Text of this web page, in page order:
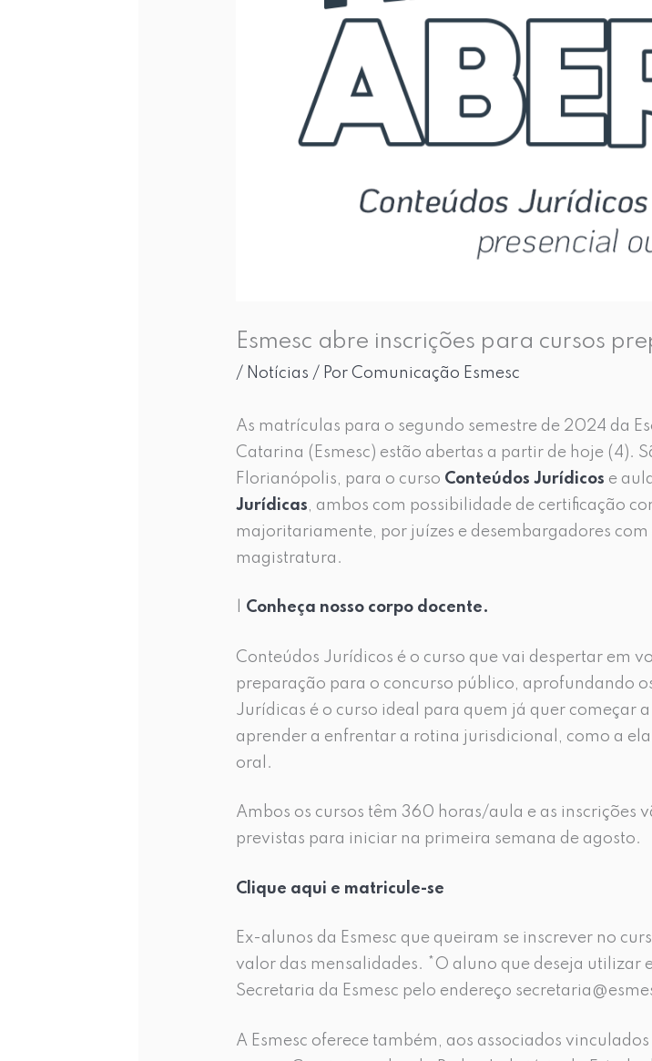
Esmesc abre inscrições para cursos
/ Notícias / Por Comunicação Esmesc
As matrículas para o segundo semestre de 2024 da
Catarina (Esmesc) estão abertas a partir de hoje (4).
Florianópolis, para o curso Conteúdos Jurídicos e
Jurídicas , ambos com possibilidade de certificação
majoritariamente, por juízes e desembargadores
magistratura.
Conheça nosso corpo docente.
Conteúdos Jurídicos é o curso que vai despertar em
preparação para o concurso público, aprofundando
Jurídicas é o curso ideal para quem já quer começar a
aprender a enfrentar a rotina jurisdicional, como a
oral.
Ambos os cursos têm 360 horas/aula e as inscrições
previstas para iniciar na primeira semana de agosto.
Clique aqui e matricule-se
Ex-alunos da Esmesc que queiram se inscrever no
valor das mensalidades. *O aluno que deseja utilizar
Secretaria da Esmesc pelo endereço
A Esmesc oferece também, aos associados